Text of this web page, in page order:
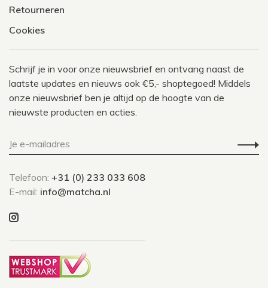
Retourneren
Cookies
Schrijf je in voor onze nieuwsbrief en ontvang naast de
laatste updates en nieuws ook €5,- shoptegoed! Middels
onze nieuwsbrief ben je altijd op de hoogte van de
nieuwste producten en acties.
Telefoon: +31 (0) 233 033 608
E-mail: info@matcha.nl